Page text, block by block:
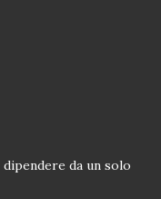
da un solo